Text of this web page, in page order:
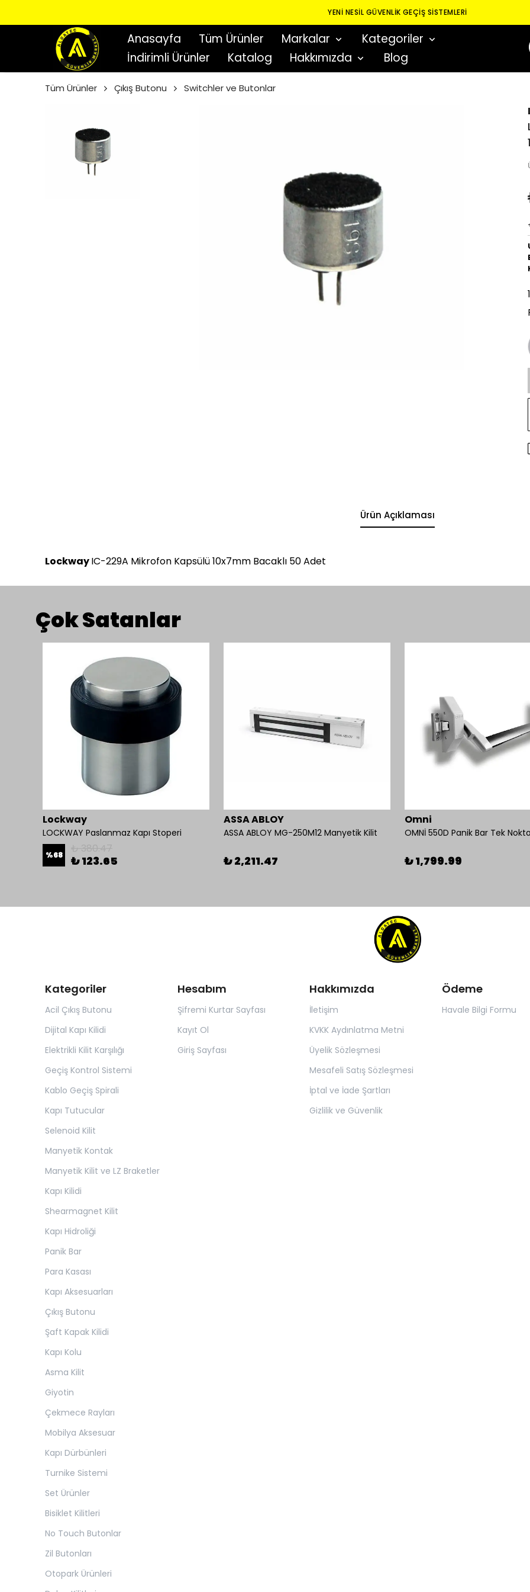
YENI NESIL GÜVENLIK GEÇIŞ SISTEMLERI
Anasayfa Tüm Ürünler Markalar
Kategoriler
İndirimli Ürünler
Katalog Hakkımızda Blog
Tüm Ürünler Çıkış Butonu Switchler ve Butonlar
Ürün Açıklaması
LockwayIC-229A Mikrofon Kapsülü 10x7mm Bacaklı 50 Adet
Çok Satanlar
Lockway
LOCKWAY Paslanmaz Kapı Stoperi
%68 ₺ 123.65
ASSA ABLOY
ASSA ABLOY MG-250M12 Manyetik Kilit
₺ 2,211.47
Omni
₺ 1,799.99
Kategoriler
Acil Çıkış Butonu
Dijital Kapı Kilidi
Elektrikli Kilit Karşılığı
Geçiş Kontrol Sistemi
Kablo Geçiş Spirali
Kapı Tutucular
Selenoid Kilit
Manyetik Kontak
Manyetik Kilit ve LZ Braketler
Kapı Kilidi
Shearmagnet Kilit
Kapı Hidroliği
Panik Bar
Para Kasası
Kapı Aksesuarları
Çıkış Butonu
Şaft Kapak Kilidi
Kapı Kolu
Asma Kilit
Giyotin
Çekmece Rayları
Mobilya Aksesuar
Kapı Dürbünleri
Turnike Sistemi
Set Ürünler
Bisiklet Kilitleri
No Touch Butonlar
Zil Butonları
Otopark Ürünleri
Hesabım
Şifremi Kurtar Sayfası
Kayıt Ol
Giriş Sayfası
Hakkımızda
İletişim
KVKK Aydınlatma Metni
Üyelik Sözleşmesi
Mesafeli Satış Sözleşmesi
İptal ve İade Şartları
Gizlilik ve Güvenlik
Ödeme
Havale Bilgi Formu